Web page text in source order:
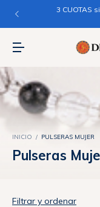
3 CUOTAS sin
INICIO / PULSERAS MUJER
Pulseras
Filtrar y ordenar